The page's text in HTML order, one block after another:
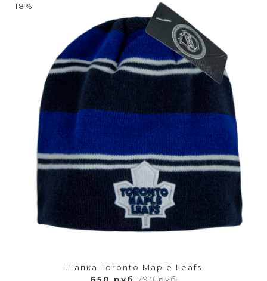
18%
Шапка Toronto Maple Leafs